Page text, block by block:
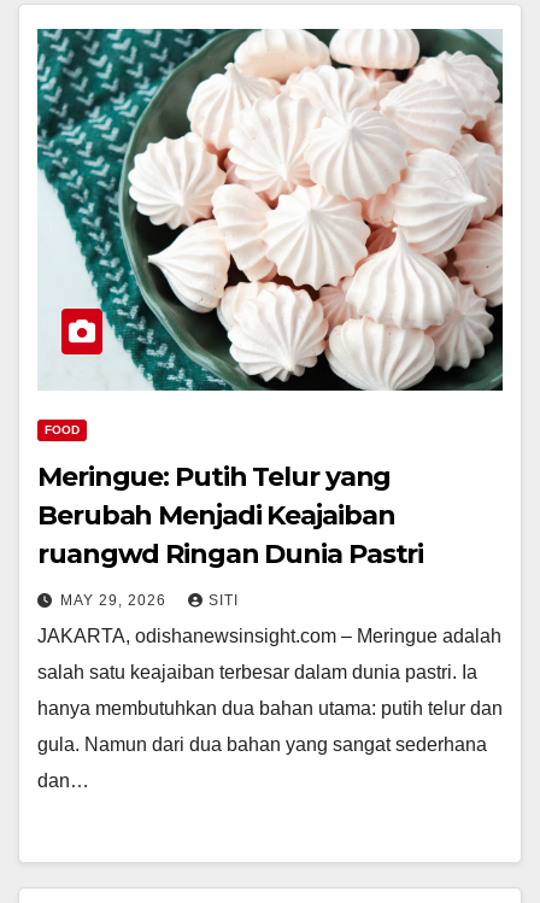
FOOD
Meringue: Putih Telur yang
Berubah Menjadi Keajaiban
ruangwd Ringan Dunia Pastri
MAY 29, 2026 SITI
JAKARTA, odishanewsinsight.com – Meringue adalah
salah satu keajaiban terbesar dalam dunia pastri. Ia
hanya membutuhkan dua bahan utama: putih telur dan
gula. Namun dari dua bahan yang sangat sederhana
dan…